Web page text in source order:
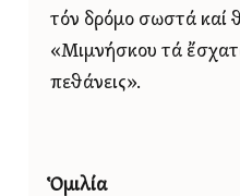
τόν δρόμο σωστά καί
«Μιμνήσκου τά
πεθάνεις».
Ὁμιλία